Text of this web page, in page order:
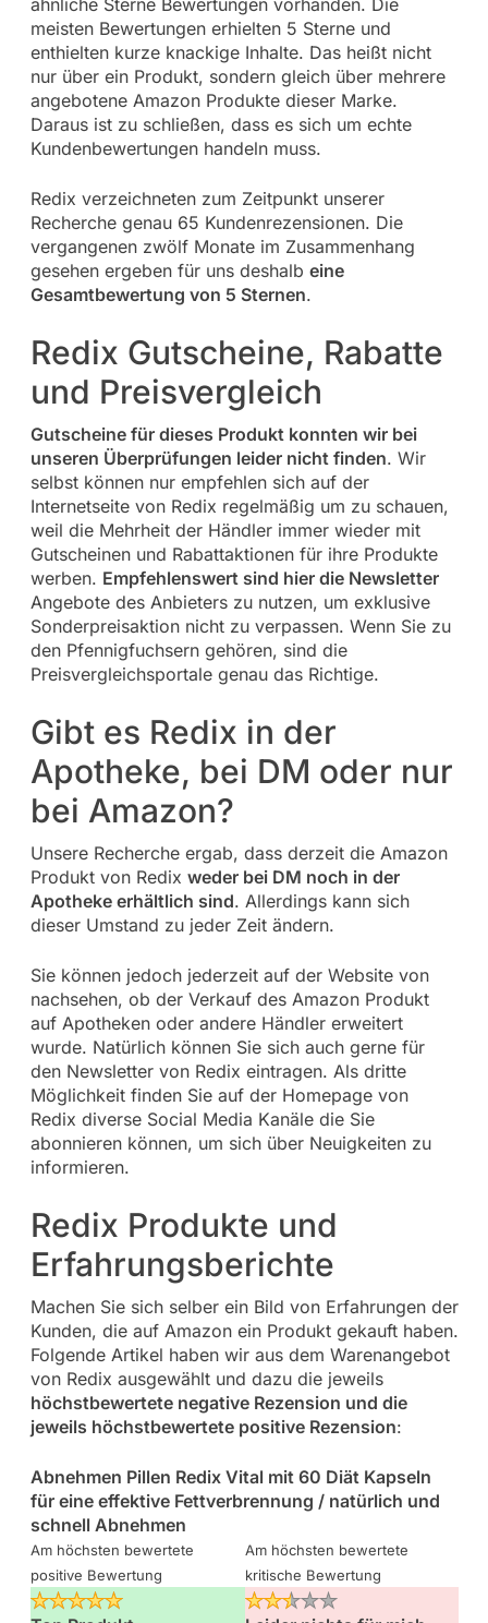
ähnliche Sterne Bewertungen vorhanden. Die
meisten Bewertungen erhielten 5 Sterne und
enthielten kurze knackige Inhalte. Das heißt nicht
nur über ein Produkt, sondern gleich über mehrere
angebotene Amazon Produkte dieser Marke.
Daraus ist zu schließen, dass es sich um echte
Kundenbewertungen handeln muss.
Redix verzeichneten zum Zeitpunkt unserer
Recherche genau 65 Kundenrezensionen. Die
vergangenen zwölf Monate im Zusammenhang
gesehen ergeben für uns deshalb eine
Gesamtbewertung von 5 Sternen.
Redix Gutscheine, Rabatte
und Preisvergleich
Gutscheine für dieses Produkt konnten wir bei
unseren Überprüfungen leider nicht finden. Wir
selbst können nur empfehlen sich auf der
Internetseite von Redix regelmäßig um zu schauen,
weil die Mehrheit der Händler immer wieder mit
Gutscheinen und Rabattaktionen für ihre Produkte
werben. Empfehlenswert sind hier die Newsletter
Angebote des Anbieters zu nutzen, um exklusive
Sonderpreisaktion nicht zu verpassen. Wenn Sie zu
den Pfennigfuchsern gehören, sind die
Preisvergleichsportale genau das Richtige.
Gibt es Redix in der
Apotheke, bei DM oder nur
bei Amazon?
Unsere Recherche ergab, dass derzeit die Amazon
Produkt von Redix weder bei DM noch in der
Apotheke erhältlich sind. Allerdings kann sich
dieser Umstand zu jeder Zeit ändern.
Sie können jedoch jederzeit auf der Website von
nachsehen, ob der Verkauf des Amazon Produkt
auf Apotheken oder andere Händler erweitert
wurde. Natürlich können Sie sich auch gerne für
den Newsletter von Redix eintragen. Als dritte
Möglichkeit finden Sie auf der Homepage von
Redix diverse Social Media Kanäle die Sie
abonnieren können, um sich über Neuigkeiten zu
informieren.
Redix Produkte und
Erfahrungsberichte
Machen Sie sich selber ein Bild von Erfahrungen der
Kunden, die auf Amazon ein Produkt gekauft haben.
Folgende Artikel haben wir aus dem Warenangebot
von Redix ausgewählt und dazu die jeweils
höchstbewertete negative Rezension und die
jeweils höchstbewertete positive Rezension:
Abnehmen Pillen Redix Vital mit 60 Diät Kapseln
für eine effektive Fettverbrennung / natürlich und
schnell Abnehmen
Am höchsten bewertete
positive Bewertung
Am höchsten bewertete
kritische Bewertung